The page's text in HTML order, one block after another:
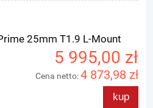
25mm T1.9 L-Mount
5 995,00 zł
Cena netto:4 873,98 zł
kup